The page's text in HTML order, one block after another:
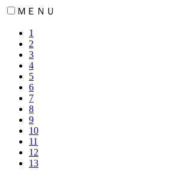
ＭＥＮＵ
1
2
3
4
5
6
7
8
9
10
11
12
13